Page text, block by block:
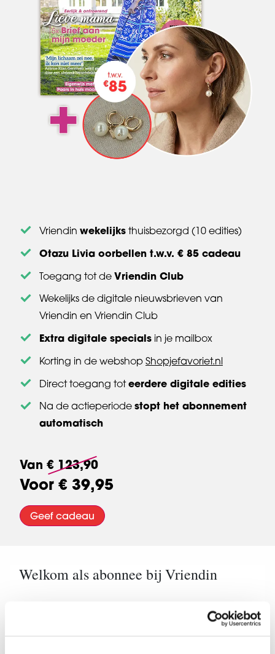
Vriendin wekelijks thuisbezorgd (10 edities)
Otazu Livia oorbellen t.w.v. € 85 cadeau
Toegang tot de Vriendin Club
Wekelijks de digitale nieuwsbrieven van
Vriendin en Vriendin Club
Extra digitale specials in je mailbox
Korting in de webshop Shopjefavoriet.nl
Direct toegang toteerdere digitale edities
Na de actieperiode stopt het abonnement
automatisch
Van € 123,90
Voor € 39,95
Geef cadeau